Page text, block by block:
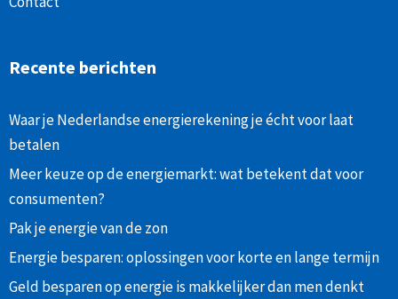
Recente berichten
Waar je Nederlandse energierekening je écht voor laat
betalen
Meer keuze op de energiemarkt: wat betekent dat voor
consumenten?
Pak je energie van de zon
Energie besparen: oplossingen voor korte en lange termijn
Geld besparen op energie is makkelijker dan men denkt